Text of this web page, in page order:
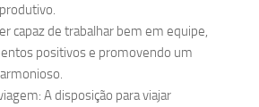
capaz de trabalhar bem em equipe,
positivos e promovendo um
A disposição para viajar